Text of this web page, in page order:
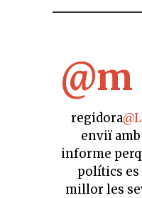
@m
regidora
enviï
informe
polítics
millor les